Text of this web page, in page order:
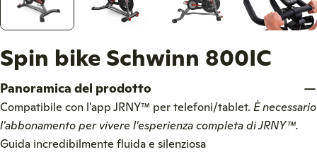
Spin bike Schwinn 800IC
Panoramica del prodotto
Compatibile con l'app JRNY™ per telefoni/tablet. È necessario
l'abbonamento per vivere l'esperienza completa di JRNY™.
Guida incredibilmente fluida e silenziosa